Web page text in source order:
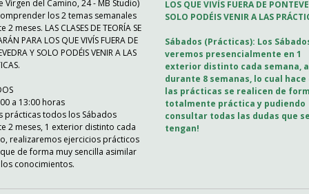
Virgen del Camino, 24 - MB Studio)
los 2 temas semanales
2 meses. LAS CLASES DE TEORÍA SE
PARA LOS QUE VIVÍS FUERA DE
Y SOLO PODÉIS VENIR A LAS
a 13:00 horas
prácticas todos los Sábados
2 meses, 1 exterior distinto cada
realizaremos ejercicios prácticos
de forma muy sencilla asimilar
conocimientos.
LOS QUE VIVÍS FUERA DE
SOLO PODÉIS VENIR A LAS
Sábados (Prácticas): Los
veremos presencialmente en 1
exterior distinto cada semana,
durante 8 semanas, lo cual hace
las prácticas se realicen de
totalmente práctica y pudiendo
consultar todas las dudas que se
tengan!